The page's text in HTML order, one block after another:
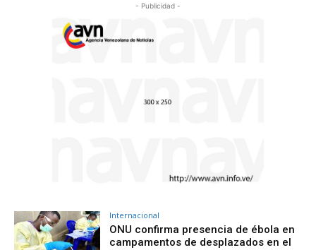
- Publicidad -
Internacional
ONU confirma presencia de ébola en
campamentos de desplazados en el